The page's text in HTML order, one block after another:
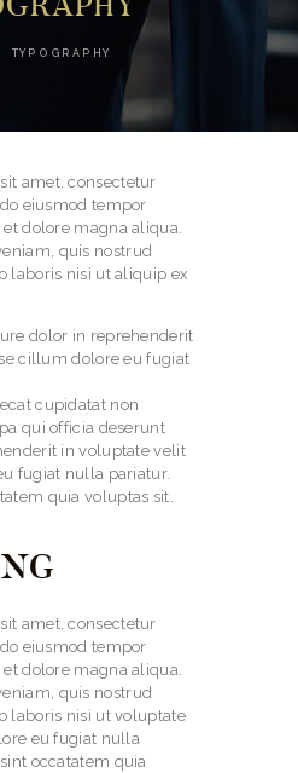
TYPOGRAPHY
amet, consectetur
eiusmod tempor
dolore magna aliqua.
quis nostrud
laboris nisi ut aliquip ex
dolor in reprehenderit
cillum dolore eu fugiat
cupidatat non
qui officia deserunt
in voluptate velit
fugiat nulla pariatur.
quia voluptas sit.
amet, consectetur
eiusmod tempor
dolore magna aliqua.
quis nostrud
laboris nisi ut voluptate
eu fugiat nulla
occatatem quia